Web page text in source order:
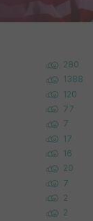
280
1388
120
77
7
17
16
20
7
2
2